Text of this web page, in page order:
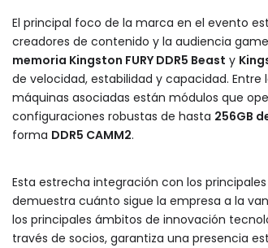
El principal foco de la marca en el evento
creadores de contenido y la audiencia
memoria Kingston FURY DDR5 Beast y
de velocidad, estabilidad y capacidad.
máquinas asociadas están módulos que
configuraciones robustas de hasta 256GB
forma DDR5 CAMM2.
Esta estrecha integración con los
demuestra cuánto sigue la empresa a la
los principales ámbitos de innovación
través de socios, garantiza una presencia